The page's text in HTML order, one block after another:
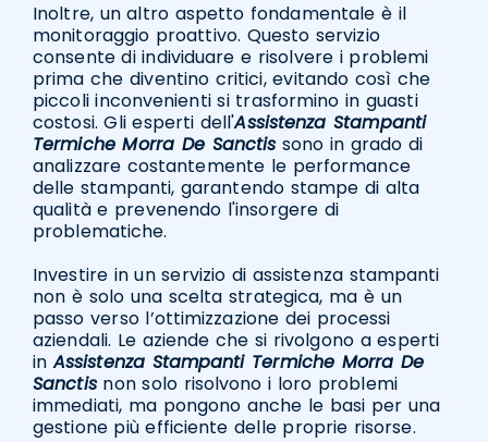
Inoltre, un altro aspetto fondamentale è il
monitoraggio proattivo. Questo servizio
consente di individuare e risolvere i problemi
prima che diventino critici, evitando così che
piccoli inconvenienti si trasformino in guasti
costosi. Gli esperti dell'Assistenza Stampanti
Termiche Morra De Sanctissono in grado di
analizzare costantemente le performance
delle stampanti, garantendo stampe di alta
qualità e prevenendo l'insorgere di
problematiche.
Investire in un servizio di assistenza stampanti
non è solo una scelta strategica, ma è un
passo verso l’ottimizzazione dei processi
aziendali. Le aziende che si rivolgono a esperti
inAssistenza Stampanti Termiche Morra De
Sanctisnon solo risolvono i loro problemi
immediati, ma pongono anche le basi per una
gestione più efficiente delle proprie risorse.